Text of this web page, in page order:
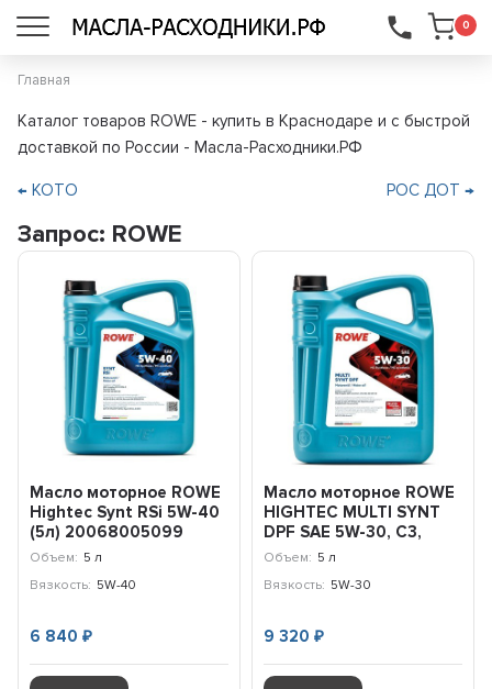
0
...
Главная
Каталог товаров ROWE - купить в Краснодаре и с быстрой
доставкой по России - Масла-Расходники.РФ
РОС ДОТ →
← KOTO
Запрос: ROWE
Масло моторное ROWE
Hightec Synt RSi 5W-40
(5л) 20068005099
Объем: 5 л
Вязкость: 5W-40
6 840₽
Масло моторное ROWE
HIGHTEC MULTI SYNT
DPF SAE 5W-30, C3,
SN/CF,229.51/229.31...
Объем: 5 л
Вязкость: 5W-30
9 320 ₽